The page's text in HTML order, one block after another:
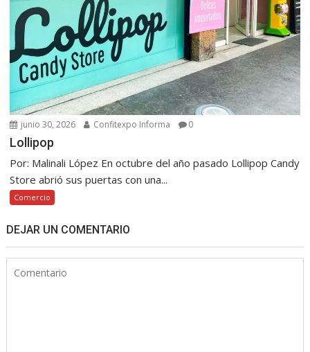
junio 30, 2026 Confitexpo Informa 0
Lollipop
Por: Malinali López En octubre del año pasado Lollipop Candy
Store abrió sus puertas con una...
Comercio
DEJAR UN COMENTARIO